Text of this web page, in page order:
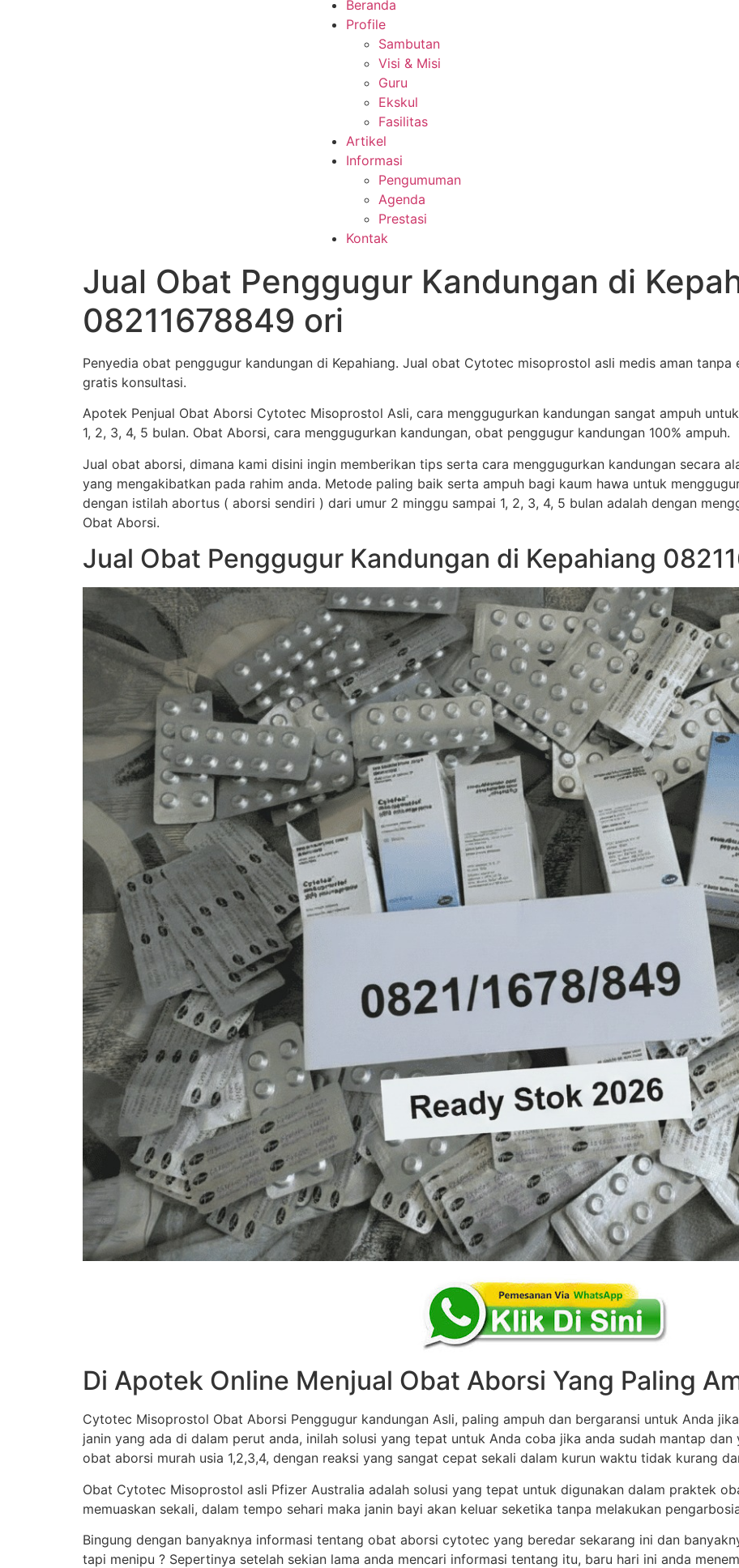
Beranda
Profile
Sambutan
Visi & Misi
Guru
Ekskul
Fasilitas
Artikel
Informasi
Pengumuman
Agenda
Prestasi
Kontak
Jual Obat Penggugur Kandungan di
08211678849 ori
Penyedia obat penggugur kandungan di Kepahiang. Jual obat Cytotec misoprostol asli medis aman
gratis konsultasi.
Apotek Penjual Obat Aborsi Cytotec Misoprostol Asli, cara menggugurkan kandungan sangat ampuh
1, 2, 3, 4, 5 bulan. Obat Aborsi, cara menggugurkan kandungan, obat penggugur kandungan 100% ampuh.
Jual obat aborsi, dimana kami disini ingin memberikan tips serta cara menggugurkan kandungan secara
yang mengakibatkan pada rahim anda. Metode paling baik serta ampuh bagi kaum hawa untuk
dengan istilah abortus ( aborsi sendiri ) dari umur 2 minggu sampai 1, 2, 3, 4, 5 bulan adalah dengan
Obat Aborsi.
Jual Obat Penggugur Kandungan di Kepahiang
Di Apotek Online Menjual Obat Aborsi Yang Paling
Cytotec Misoprostol Obat Aborsi Penggugur kandungan Asli, paling ampuh dan bergaransi untuk Anda
janin yang ada di dalam perut anda, inilah solusi yang tepat untuk Anda coba jika anda sudah mantap dan
obat aborsi murah usia 1,2,3,4, dengan reaksi yang sangat cepat sekali dalam kurun waktu tidak kurang
Obat Cytotec Misoprostol asli Pfizer Australia adalah solusi yang tepat untuk digunakan dalam praktek
memuaskan sekali, dalam tempo sehari maka janin bayi akan keluar seketika tanpa melakukan
Bingung dengan banyaknya informasi tentang obat aborsi cytotec yang beredar sekarang ini dan
tapi menipu ? Sepertinya setelah sekian lama anda mencari informasi tentang itu, baru hari ini anda